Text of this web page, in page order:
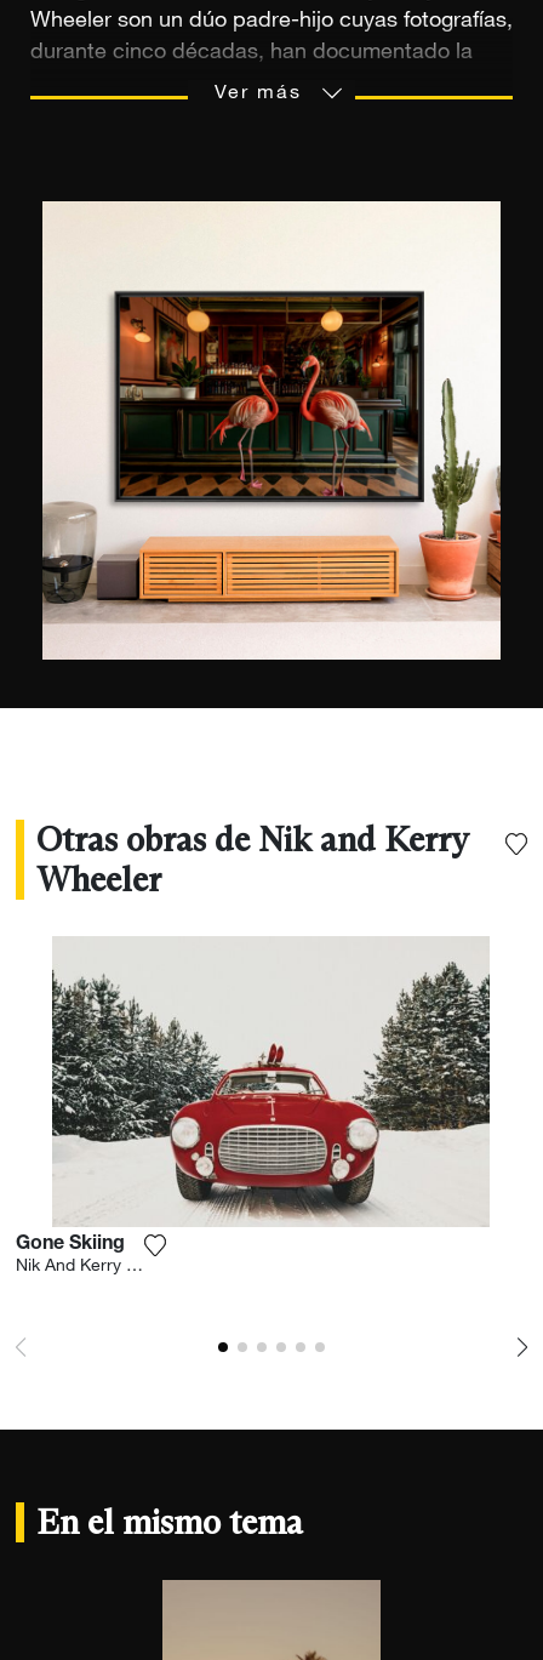
Wheeler son un dúo padre-hijo cuyas fotografías,
durante cinco décadas, han documentado la
belleza discreta del mundo. La visión de Nik,
crean un diálogo delicado entre la emoción, la
luz y la elegancia, capturando la esencia de
momentos preciosos que deseamos suspender.
Su obra conjunta, expuesta en YellowKorner,
celebra un arte de vivir, entre el patrimonio visual
y una perspectiva renovada.
Ver más
Otras obras de Nik and Kerry
Wheeler
Gone Skiing
Nik And Kerry Wheeler
En el mismo tema